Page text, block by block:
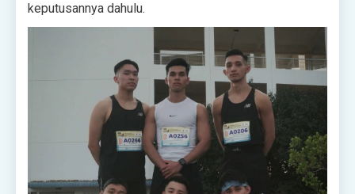
keputusannya dahulu.